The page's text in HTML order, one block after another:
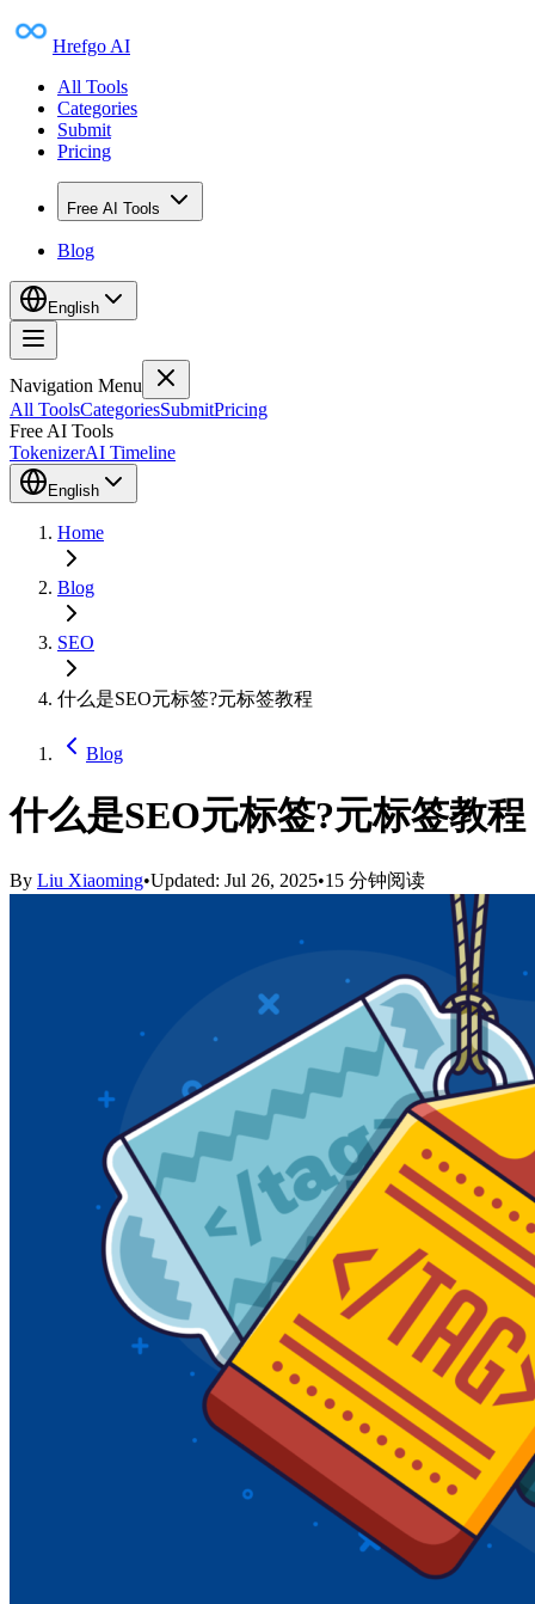
Hrefgo AI
All Tools
Categories
Submit
Pricing
Free AI Tools
Blog
English
Navigation Menu
All ToolsCategoriesSubmitPricing
Free AI Tools
TokenizerAI Timeline
English
Home
Blog
SEO
什么是SEO元标签?元标签教程
Blog
什么是SEO元标签?元标签教程
By Liu Xiaoming•Updated: Jul 26, 2025•15 分钟阅读